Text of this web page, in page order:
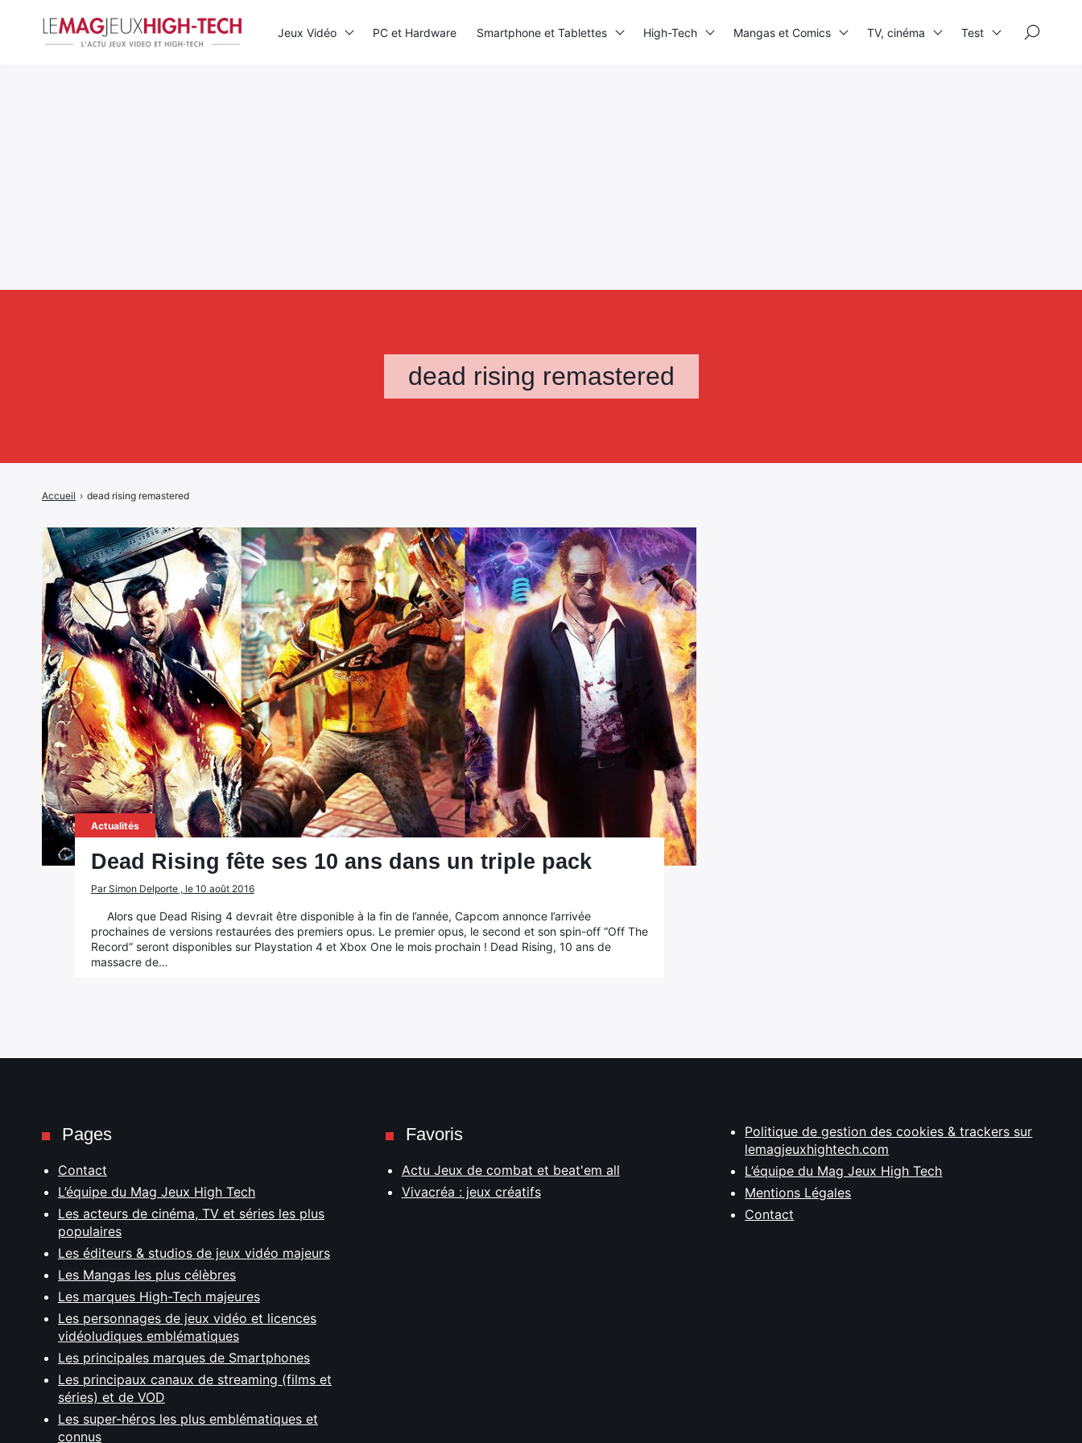
dead rising remastered
Accueil › dead rising remastered
Actualités
Dead Rising fête ses 10 ans dans un triple pack
Par Simon Delporte , le 10 août 2016
Alors que Dead Rising 4 devrait être disponible à la fin de l’année, Capcom annonce l’arrivée
prochaines de versions restaurées des premiers opus. Le premier opus, le second et son spin-off “Off The
Record” seront disponibles sur Playstation 4 et Xbox One le mois prochain ! Dead Rising, 10 ans de
massacre de…
Jeux Vidéo PC et Hardware Smartphone et Tablettes High-Tech Mangas et Comics TV, cinéma Test
Pages
Contact
L’équipe du Mag Jeux High Tech
Les acteurs de cinéma, TV et séries les plus
populaires
Les éditeurs & studios de jeux vidéo majeurs
Les Mangas les plus célèbres
Les marques High-Tech majeures
Les personnages de jeux vidéo et licences
vidéoludiques emblématiques
Les principales marques de Smartphones
Les principaux canaux de streaming (films et
séries) et de VOD
Les super-héros les plus emblématiques et
connus
Favoris
Actu Jeux de combat et beat'em all
Vivacréa : jeux créatifs
Politique de gestion des cookies & trackers sur
lemagjeuxhightech.com
L’équipe du Mag Jeux High Tech
Mentions Légales
Contact